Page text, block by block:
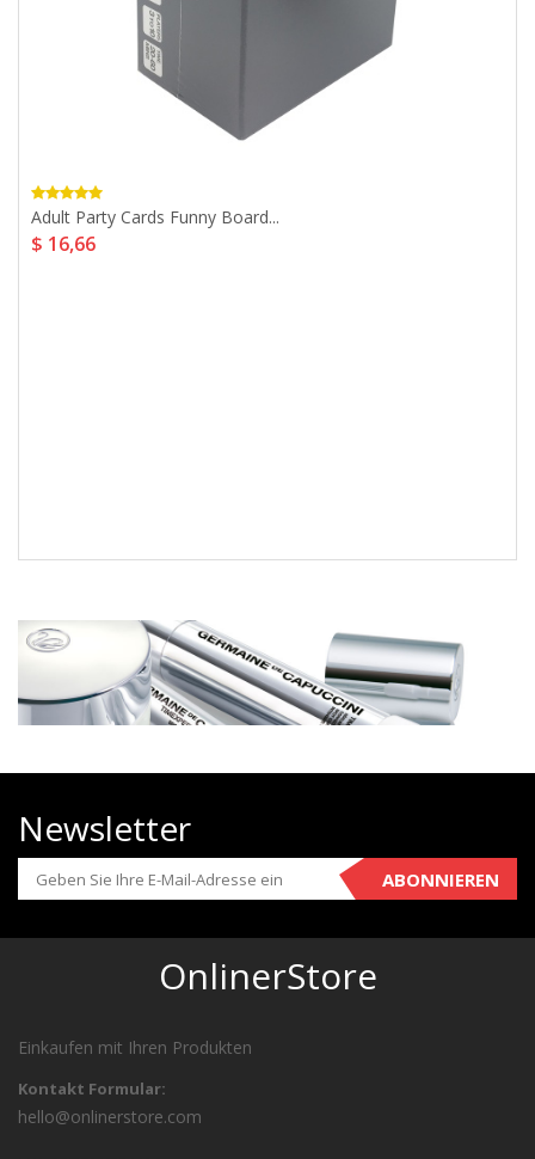
Adult Party Cards Funny Board...
$ 16,66
Newsletter
ABONNIEREN
OnlinerStore
Einkaufen mit Ihren Produkten
Kontakt Formular:
hello@onlinerstore.com